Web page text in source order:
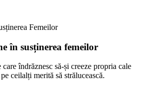
în susținerea femeilor
îndrăznesc să-și creeze propria cale
ceilalți merită să strălucească.